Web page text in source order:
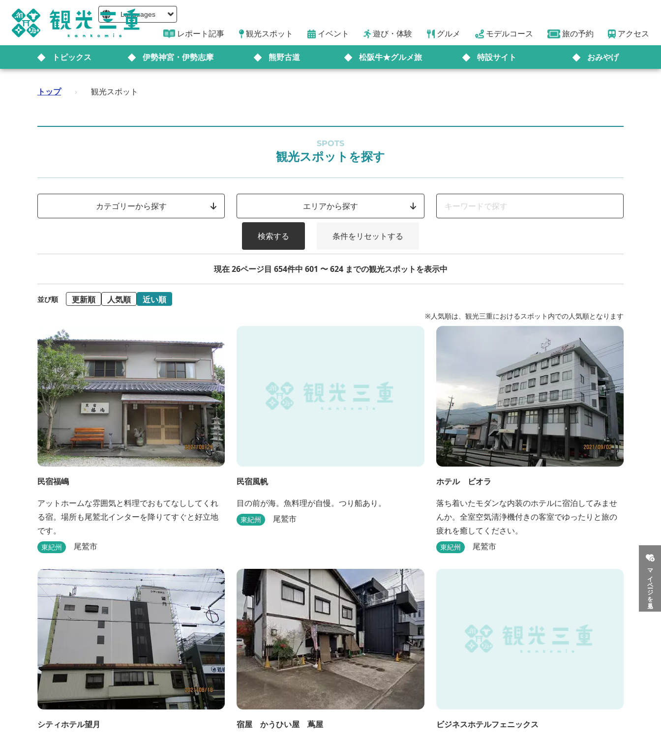
Languages
レポート記事 観光スポット イベント 遊び・体験 グルメ モデルコース 旅の予約 アクセス
トピックス 伊勢神宮・伊勢志摩 熊野古道 松阪牛★グルメ旅 特設サイト おみやげ
マイページを見る
トップ › 観光スポット
SPOTS
観光スポットを探す
カテゴリーから探す エリアから探す
検索する 条件をリセットする
現在 26ページ目 654件中 601 〜 624 までの観光スポットを表示中
並び順 更新順 人気順 近い順
※人気順は、観光三重におけるスポット内での人気順となります
民宿福嶋
アットホームな雰囲気と料理でおもてなししてくれ
る宿。場所も尾鷲北インターを降りてすぐと好立地
です。
東紀州 尾鷲市
民宿風帆
目の前が海。魚料理が自慢。つり船あり。
東紀州 尾鷲市
ホテル ビオラ
落ち着いたモダンな内装のホテルに宿泊してみませ
んか。全室空気清浄機付きの客室でゆったりと旅の
疲れを癒してください。
東紀州 尾鷲市
シティホテル望月
宿屋 かうひい屋 蔦屋
ビジネスホテルフェニックス